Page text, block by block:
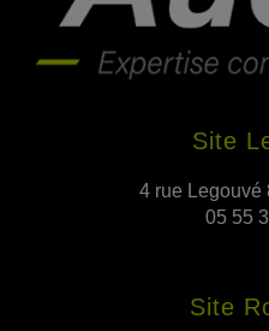
Site
4 rue Legouvé
05 55
Site